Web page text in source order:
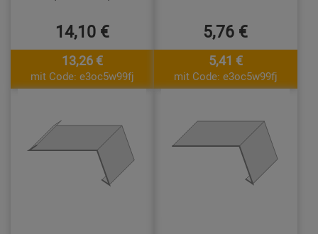
14,10 €
13,26 €
mit Code: e3oc5w99fj
5,76 €
5,41 €
mit Code: e3oc5w99fj